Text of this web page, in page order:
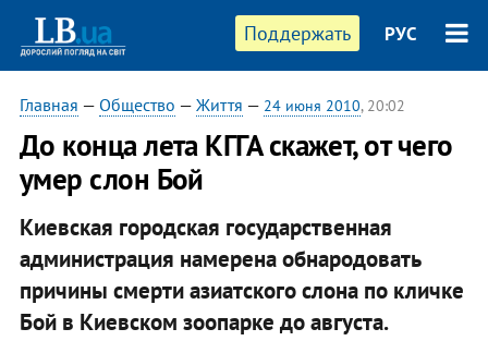
Поддержать РУС
Главная — Общество — Життя — 24 июня 2010, 20:02
До конца лета КГГА скажет, от чего
умер слон Бой
Киевская городская государственная
администрация намерена обнародовать
причины смерти азиатского слона по кличке
Бой в Киевском зоопарке до августа.